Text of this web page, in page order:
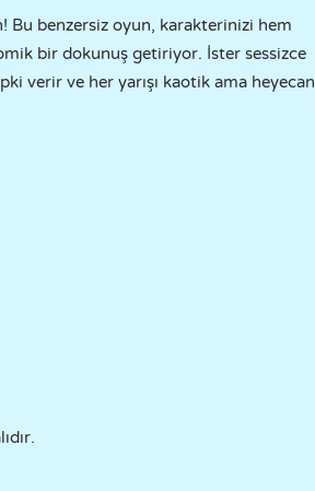
Bu benzersiz oyun, karakterinizi hem
bir dokunuş getiriyor. İster sessizce
verir ve her yarışı kaotik ama heyecan